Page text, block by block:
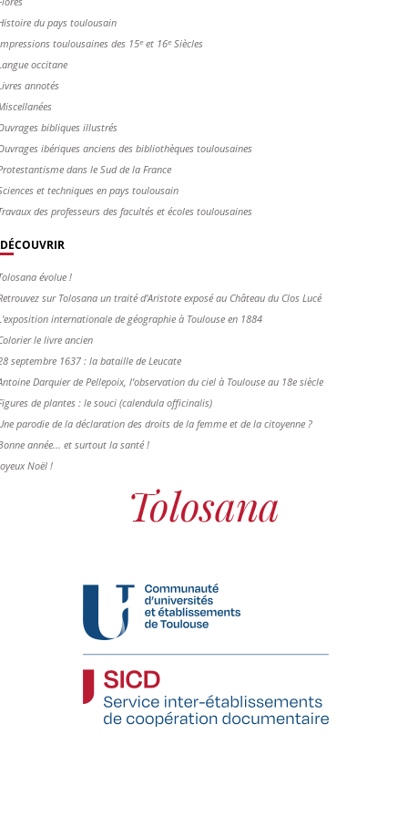
du pays toulousain
toulousaines des 15ᵉ et 16ᵉ Siècles
occitane
annotés
bibliques illustrés
ibériques anciens des bibliothèques toulousaines
dans le Sud de la France
et techniques en pays toulousain
des professeurs des facultés et écoles toulousaines
DÉCOUVRIR
évolue !
sur Tolosana un traité d'Aristote exposé au Château du Clos Lucé
internationale de géographie à Toulouse en 1884
le livre ancien
septembre 1637 : la bataille de Leucate
Darquier de Pellepoix, l’observation du ciel à Toulouse au 18e siècle
de plantes : le souci (calendula officinalis)
parodie de la déclaration des droits de la femme et de la citoyenne ?
année... et surtout la santé !
Noël !